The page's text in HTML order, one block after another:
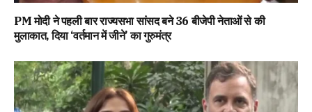
PM मोदी ने पहली बार राज्यसभा सांसद बने 36 बीजेपी नेताओं से की
मुलाकात, दिया ‘वर्तमान में जीने’ का गुरुमंत्र